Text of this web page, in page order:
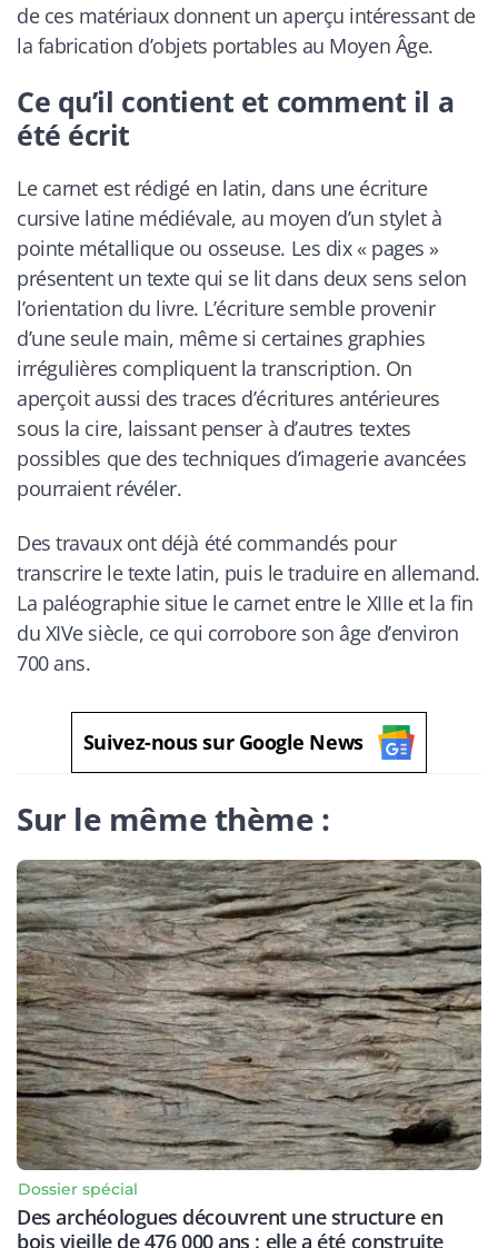
de ces matériaux donnent un aperçu intéressant de
la fabrication d’objets portables au Moyen Âge.
Ce qu’il contient et comment il a
été écrit
Le carnet est rédigé en latin, dans une écriture
cursive latine médiévale, au moyen d’un stylet à
pointe métallique ou osseuse. Les dix « pages »
présentent un texte qui se lit dans deux sens selon
l’orientation du livre. L’écriture semble provenir
d’une seule main, même si certaines graphies
irrégulières compliquent la transcription. On
aperçoit aussi des traces d’écritures antérieures
sous la cire, laissant penser à d’autres textes
possibles que des techniques d’imagerie avancées
pourraient révéler.
Des travaux ont déjà été commandés pour
transcrire le texte latin, puis le traduire en allemand.
La paléographie situe le carnet entre le XIIIe et la fin
du XIVe siècle, ce qui corrobore son âge d’environ
700 ans.
Suivez-nous sur Google News
Sur le même thème :
Dossier spécial
Des archéologues découvrent une structure en
bois vieille de 476 000 ans : elle a été construite